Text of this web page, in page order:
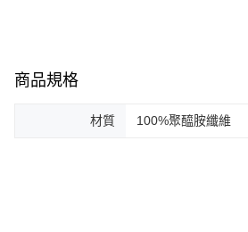
商品規格
材質 100%聚醯胺纖維